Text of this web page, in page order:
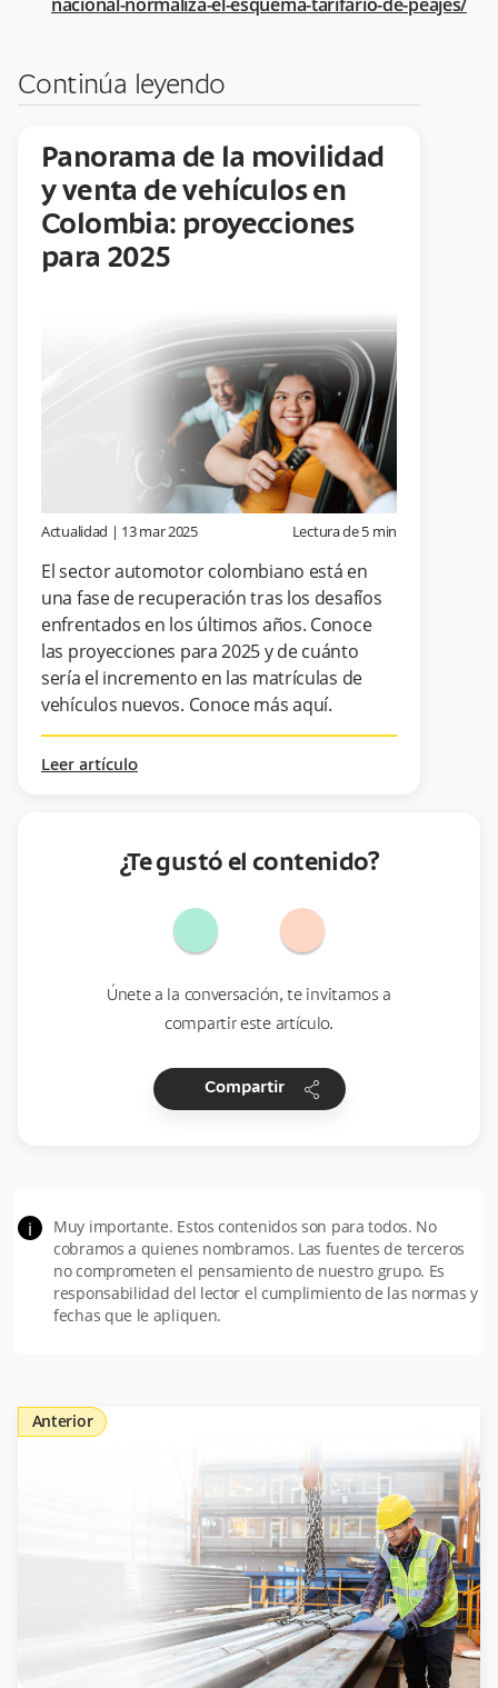
Continúa leyendo
Panorama de la movilidad
y venta de vehículos en
Colombia: proyecciones
para 2025
Actualidad | 13 mar 2025 Lectura de5 min
El sector automotor colombiano está en
una fase de recuperación tras los desafíos
enfrentados en los últimos años. Conoce
las proyecciones para 2025 y de cuánto
sería el incremento en las matrículas de
vehículos nuevos. Conoce más aquí.
Leer artículo
¿Te gustó el contenido?
Únete a la conversación, te invitamos a
compartir este artículo.
Compartir share
i
Muy importante. Estos contenidos son para todos. No
cobramos a quienes nombramos. Las fuentes de terceros
no comprometen el pensamiento de nuestro grupo. Es
responsabilidad del lector el cumplimiento de las normas y
fechas que le apliquen.
Anterior